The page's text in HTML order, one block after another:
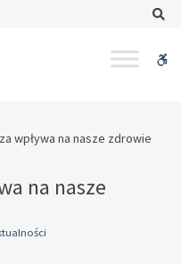
wpływa na nasze zdrowie
na nasze